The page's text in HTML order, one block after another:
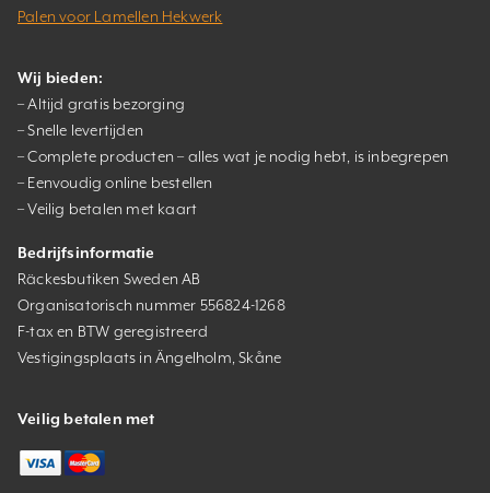
Palen voor Lamellen Hekwerk
Wij bieden:
– Altijd gratis bezorging
– Snelle levertijden
– Complete producten – alles wat je nodig hebt, is inbegrepen
– Eenvoudig online bestellen
– Veilig betalen met kaart
Bedrijfsinformatie
Räckesbutiken Sweden AB
Organisatorisch nummer 556824-1268
F-tax en BTW geregistreerd
Vestigingsplaats in Ängelholm, Skåne
Veilig betalen met